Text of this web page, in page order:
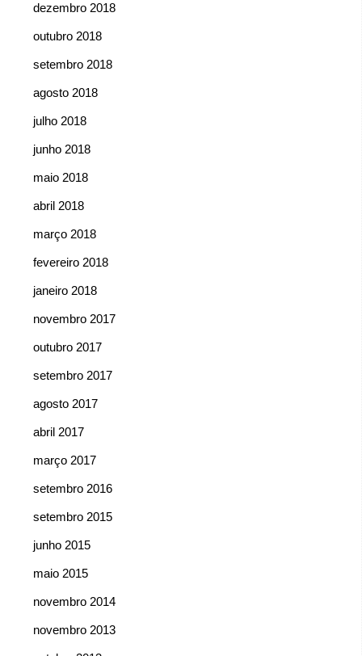
dezembro 2018
outubro 2018
setembro 2018
agosto 2018
julho 2018
junho 2018
maio 2018
abril 2018
março 2018
fevereiro 2018
janeiro 2018
novembro 2017
outubro 2017
setembro 2017
agosto 2017
abril 2017
março 2017
setembro 2016
setembro 2015
junho 2015
maio 2015
novembro 2014
novembro 2013